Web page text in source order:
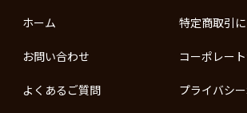
ホーム
お問い合わせ
よくあるご質問
特定商取引
コーポレー
プライバシ